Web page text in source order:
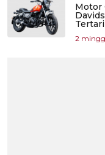
Motor
2